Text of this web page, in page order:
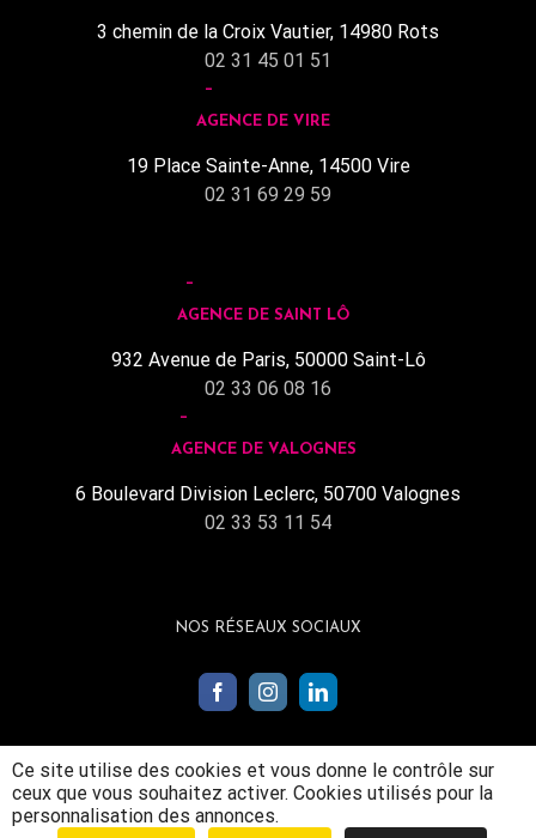
3 chemin de la Croix Vautier, 14980 Rots
02 31 45 01 51
AGENCE DE VIRE
19 Place Sainte-Anne, 14500 Vire
02 31 69 29 59
AGENCE DE SAINT LÔ
932 Avenue de Paris, 50000 Saint-Lô
02 33 06 08 16
AGENCE DE VALOGNES
6 Boulevard Division Leclerc, 50700 Valognes
02 33 53 11 54
NOS RÉSEAUX SOCIAUX
Ce site utilise des cookies et vous donne le contrôle sur
ceux que vous souhaitez activer. Cookies utilisés pour la
personnalisation des annonces.